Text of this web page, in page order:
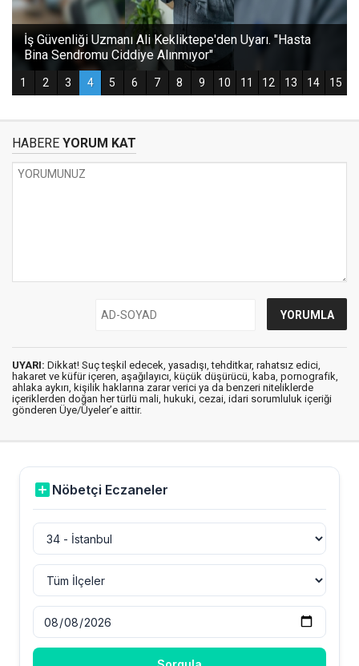
HABERE YORUM KAT
UYARI: Dikkat! Suç teşkil edecek, yasadışı, tehditkar, rahatsız edici,
hakaret ve küfür içeren, aşağılayıcı, küçük düşürücü, kaba, pornografik,
ahlaka aykırı, kişilik haklarına zarar verici ya da benzeri niteliklerde
içeriklerden doğan her türlü mali, hukuki, cezai, idari sorumluluk içeriği
gönderen Üye/Üyeler’e aittir.